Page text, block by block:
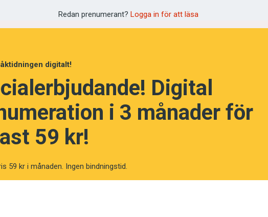
, ’eldrum, värmerum’. Foajén var till en början ett rum där
sig under pauserna; senare fick också teaterpubliken
i Sydsvenskan och författare.
Redan prenumerant? Logga in för att läsa
digitalt!
Digital
i 3 månader för
59 kr!
59 kr i månaden. Ingen bindningstid.